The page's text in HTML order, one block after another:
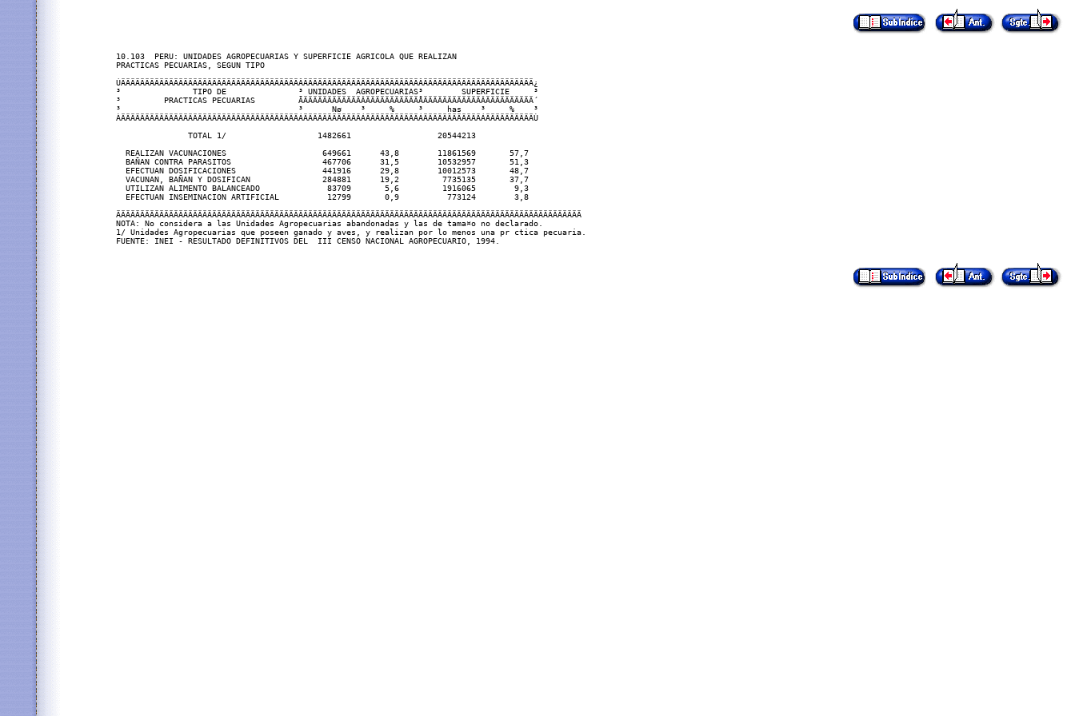
10.103  PERU: UNIDADES AGROPECUARIAS Y SUPERFICIE AGRICOLA QUE REALIZAN
PRACTICAS PECUARIAS, SEGUN TIPO
ÚÄÄÄÄÄÄÄÄÄÄÄÄÄÄÄÄÄÄÄÄÄÄÄÄÄÄÄÄÄÄÄÄÄÄÄÄÄÂÄÄÄÄÄÄÄÄÄÄÄÄÄÄÄÄÄÄÄÄÄÄÄÄÂÄÄÄÄÄÄÄÄÄÄÄÄÄÄÄÄÄÄÄÄÄÄÄ¿
³               TIPO DE               ³ UNIDADES  AGROPECUARIAS³        SUPERFICIE     ³
³         PRACTICAS PECUARIAS         ÃÄÄÄÄÄÄÄÄÄÄÄÄÂÄÄÄÄÄÄÄÄÄÄÄÅÄÄÄÄÄÄÄÄÄÄÄÄÂÄÄÄÄÄÄÄÄÄÄ´
³                                     ³      Nø    ³     %     ³     has    ³     %    ³
ÀÄÄÄÄÄÄÄÄÄÄÄÄÄÄÄÄÄÄÄÄÄÄÄÄÄÄÄÄÄÄÄÄÄÄÄÄÄÁÄÄÄÄÄÄÄÄÄÄÄÄÁÄÄÄÄÄÄÄÄÄÄÄÁÄÄÄÄÄÄÄÄÄÄÄÄÁÄÄÄÄÄÄÄÄÄÄÙ
               TOTAL 1/                   1482661                  20544213
  REALIZAN VACUNACIONES                    649661      43,8        11861569       57,7
  BAÑAN CONTRA PARASITOS                   467706      31,5        10532957       51,3
  EFECTUAN DOSIFICACIONES                  441916      29,8        10012573       48,7
  VACUNAN, BAÑAN Y DOSIFICAN               284881      19,2         7735135       37,7
  UTILIZAN ALIMENTO BALANCEADO              83709       5,6         1916065        9,3
  EFECTUAN INSEMINACION ARTIFICIAL          12799       0,9          773124        3,8
ÄÄÄÄÄÄÄÄÄÄÄÄÄÄÄÄÄÄÄÄÄÄÄÄÄÄÄÄÄÄÄÄÄÄÄÄÄÄÄÄÄÄÄÄÄÄÄÄÄÄÄÄÄÄÄÄÄÄÄÄÄÄÄÄÄÄÄÄÄÄÄÄÄÄÄÄÄÄÄÄÄÄÄÄÄÄÄÄÄÄÄÄÄÄÄÄÄ
NOTA: No considera a las Unidades Agropecuarias abandonadas y las de tama¤o no declarado.
1/ Unidades Agropecuarias que poseen ganado y aves, y realizan por lo menos una pr ctica pecuaria.